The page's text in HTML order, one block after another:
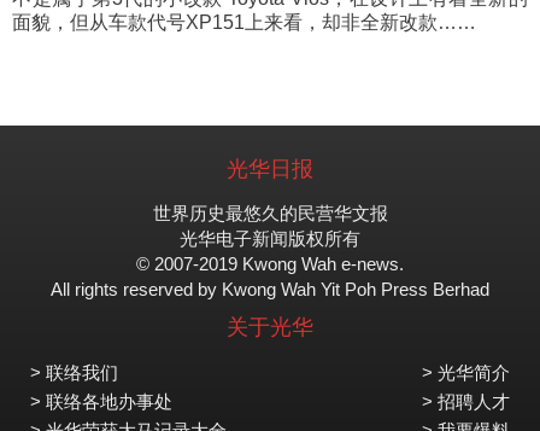
面貌，但从车款代号XP151上来看，却非全新改款……
光华日报
世界历史最悠久的民营华文报
光华电子新闻版权所有
© 2007-2019 Kwong Wah e-news.
All rights reserved by Kwong Wah Yit Poh Press Berhad
关于光华
> 联络我们
> 联络各地办事处
> 光华简介
> 招聘人才